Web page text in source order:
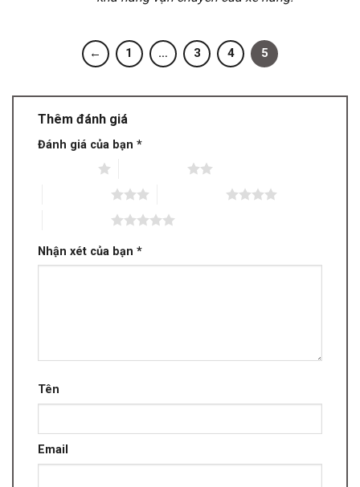
← 1 … 3 4 5
Thêm đánh giá
Đánh giá của bạn *
Nhận xét của bạn *
Tên
Email